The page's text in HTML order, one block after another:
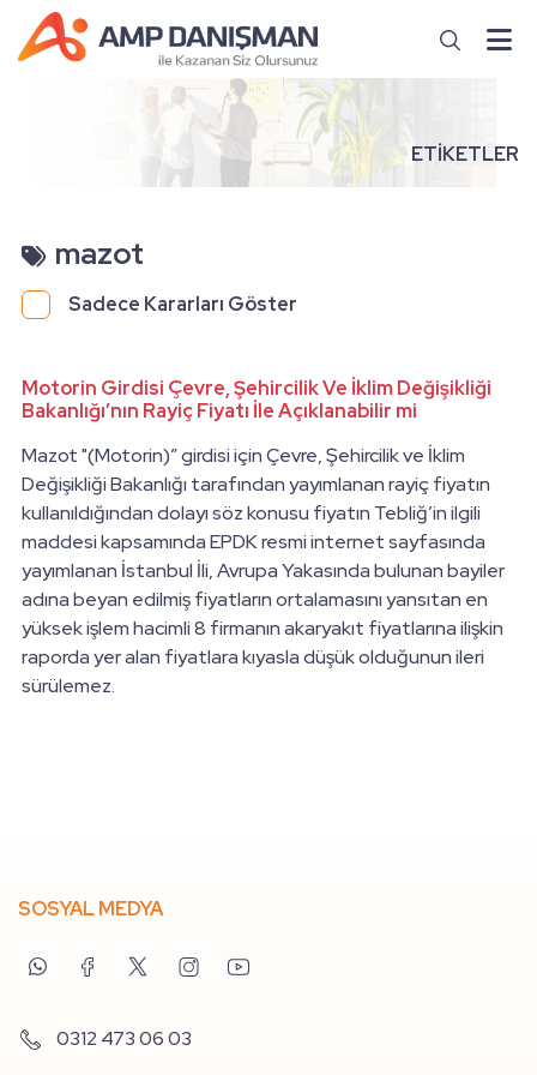
ETİKETLER
mazot
Sadece Kararları Göster
Motorin Girdisi Çevre, Şehircilik Ve İklim Değişikliği
Bakanlığı’nın Rayiç Fiyatı İle Açıklanabilir mi
Mazot "(Motorin)” girdisi için Çevre, Şehircilik ve İklim
Değişikliği Bakanlığı tarafından yayımlanan rayiç fiyatın
kullanıldığından dolayı söz konusu fiyatın Tebliğ’in ilgili
maddesi kapsamında EPDK resmi internet sayfasında
yayımlanan İstanbul İli, Avrupa Yakasında bulunan bayiler
adına beyan edilmiş fiyatların ortalamasını yansıtan en
yüksek işlem hacimli 8 firmanın akaryakıt fiyatlarına ilişkin
raporda yer alan fiyatlara kıyasla düşük olduğunun ileri
sürülemez.
SOSYAL MEDYA
0312 473 06 03